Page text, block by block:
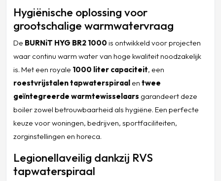
Hygiënische oplossing voor
grootschalige warmwatervraag
De BURNiT HYG BR2 1000 is ontwikkeld voor projecten
waar continu warm water van hoge kwaliteit noodzakelijk
is. Met een royale 1000 liter capaciteit, een
roestvrijstalen tapwaterspiraalen twee
geïntegreerde warmtewisselaars garandeert deze
boiler zowel betrouwbaarheid als hygiëne. Een perfecte
keuze voor woningen, bedrijven, sportfaciliteiten,
zorginstellingen en horeca.
Legionellaveilig dankzij RVS
tapwaterspiraal